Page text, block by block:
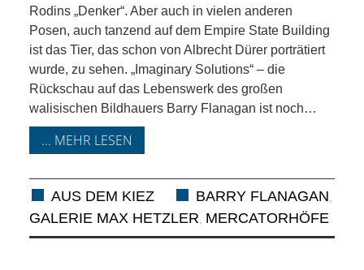
VERKEHR
BAUEN
UND
WOHNEN
SPORT
UND
Rodins „Denker“. Aber auch in vielen anderen
Posen, auch tanzend auf dem Empire State Building
ist das Tier, das schon von Albrecht Dürer porträtiert
wurde, zu sehen. „Imaginary Solutions“ – die
Rückschau auf das Lebenswerk des großen
walisischen Bildhauers Barry Flanagan ist noch…
... MEHR LESEN
AUS DEM KIEZ BARRY FLANAGAN,
GALERIE MAX HETZLER, MERCATORHÖFE